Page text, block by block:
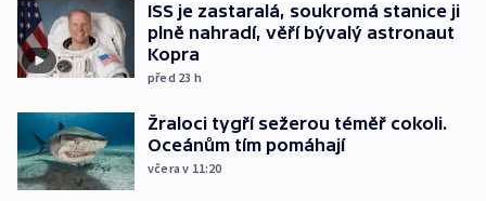
ISS je zastaralá, soukromá stanice ji
plně nahradí, věří bývalý astronaut
Kopra
před 23 h
Žraloci tygří sežerou téměř cokoli.
Oceánům tím pomáhají
včera v 11:20